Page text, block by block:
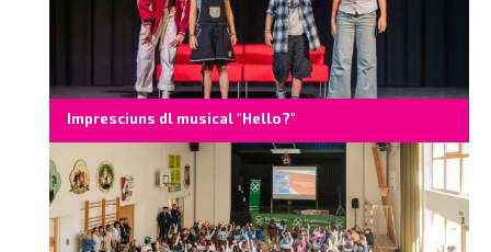
Impresciuns dl musical "Hello?"